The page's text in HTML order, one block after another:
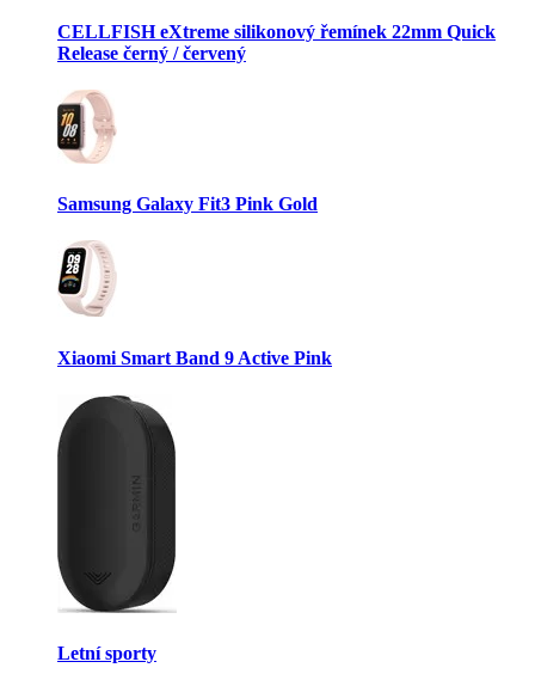
CELLFISH eXtreme silikonový řemínek 22mm Quick
Release černý / červený
Samsung Galaxy Fit3 Pink Gold
Xiaomi Smart Band 9 Active Pink
Letní sporty